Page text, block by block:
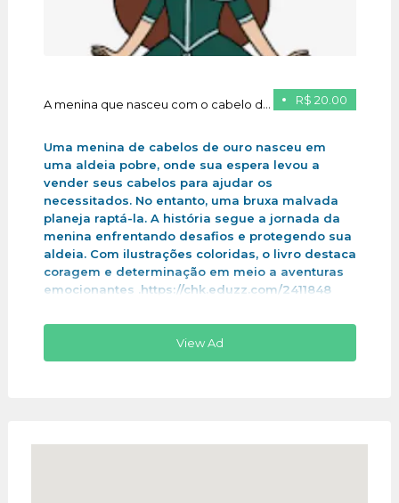
R$ 20.00
A menina que nasceu com o cabelo de ouro
Uma menina de cabelos de ouro nasceu em
uma aldeia pobre, onde sua espera levou a
vender seus cabelos para ajudar os
necessitados. No entanto, uma bruxa malvada
planeja raptá-la. A história segue a jornada da
menina enfrentando desafios e protegendo sua
aldeia. Com ilustrações coloridas, o livro destaca
coragem e determinação em meio a aventuras
emocionantes .https://chk.eduzz.com/2411848
View Ad